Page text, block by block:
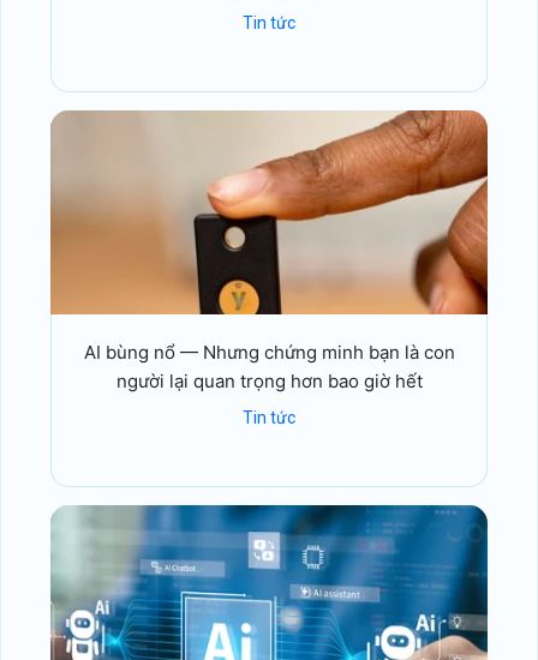
Tin tức
AI bùng nổ — Nhưng chứng minh bạn là con
người lại quan trọng hơn bao giờ hết
Tin tức